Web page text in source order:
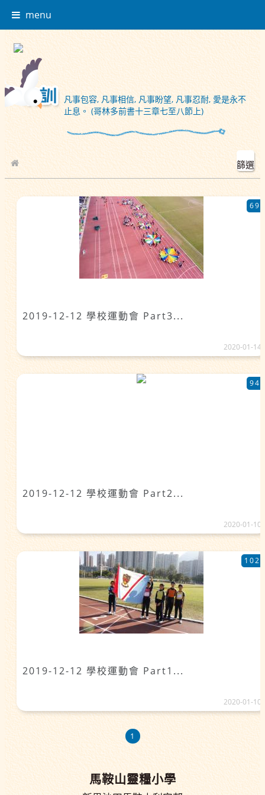
menu
凡事包容, 凡事相信, 凡事盼望, 凡事忍耐, 愛是永不
止息。 (哥林多前書十三章七至八節上)
校園相簿
篩選
2019-12-12 學校運動會 Part3...
69
2020-01-14
2019-12-12 學校運動會 Part2...
94
2020-01-10
2019-12-12 學校運動會 Part1...
102
2020-01-10
1
馬鞍山靈糧小學